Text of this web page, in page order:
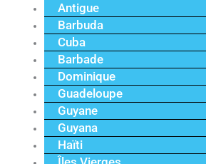
Antigue
Barbuda
Cuba
Barbade
Dominique
Guadeloupe
Guyane
Guyana
Haïti